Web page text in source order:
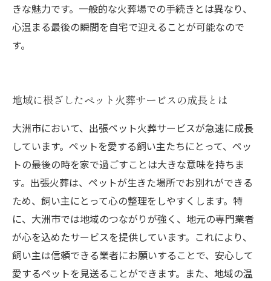
きな魅力です。一般的な火葬場での手続きとは異なり、
心温まる最後の瞬間を自宅で迎えることが可能なので
す。
地域に根ざしたペット火葬サービスの成長とは
大洲市において、出張ペット火葬サービスが急速に成長
しています。ペットを愛する飼い主たちにとって、ペッ
トの最後の時を家で過ごすことは大きな意味を持ちま
す。出張火葬は、ペットが生きた場所でお別れができる
ため、飼い主にとって心の整理をしやすくします。特
に、大洲市では地域のつながりが強く、地元の専門業者
が心を込めたサービスを提供しています。これにより、
飼い主は信頼できる業者にお願いすることで、安心して
愛するペットを見送ることができます。また、地域の温